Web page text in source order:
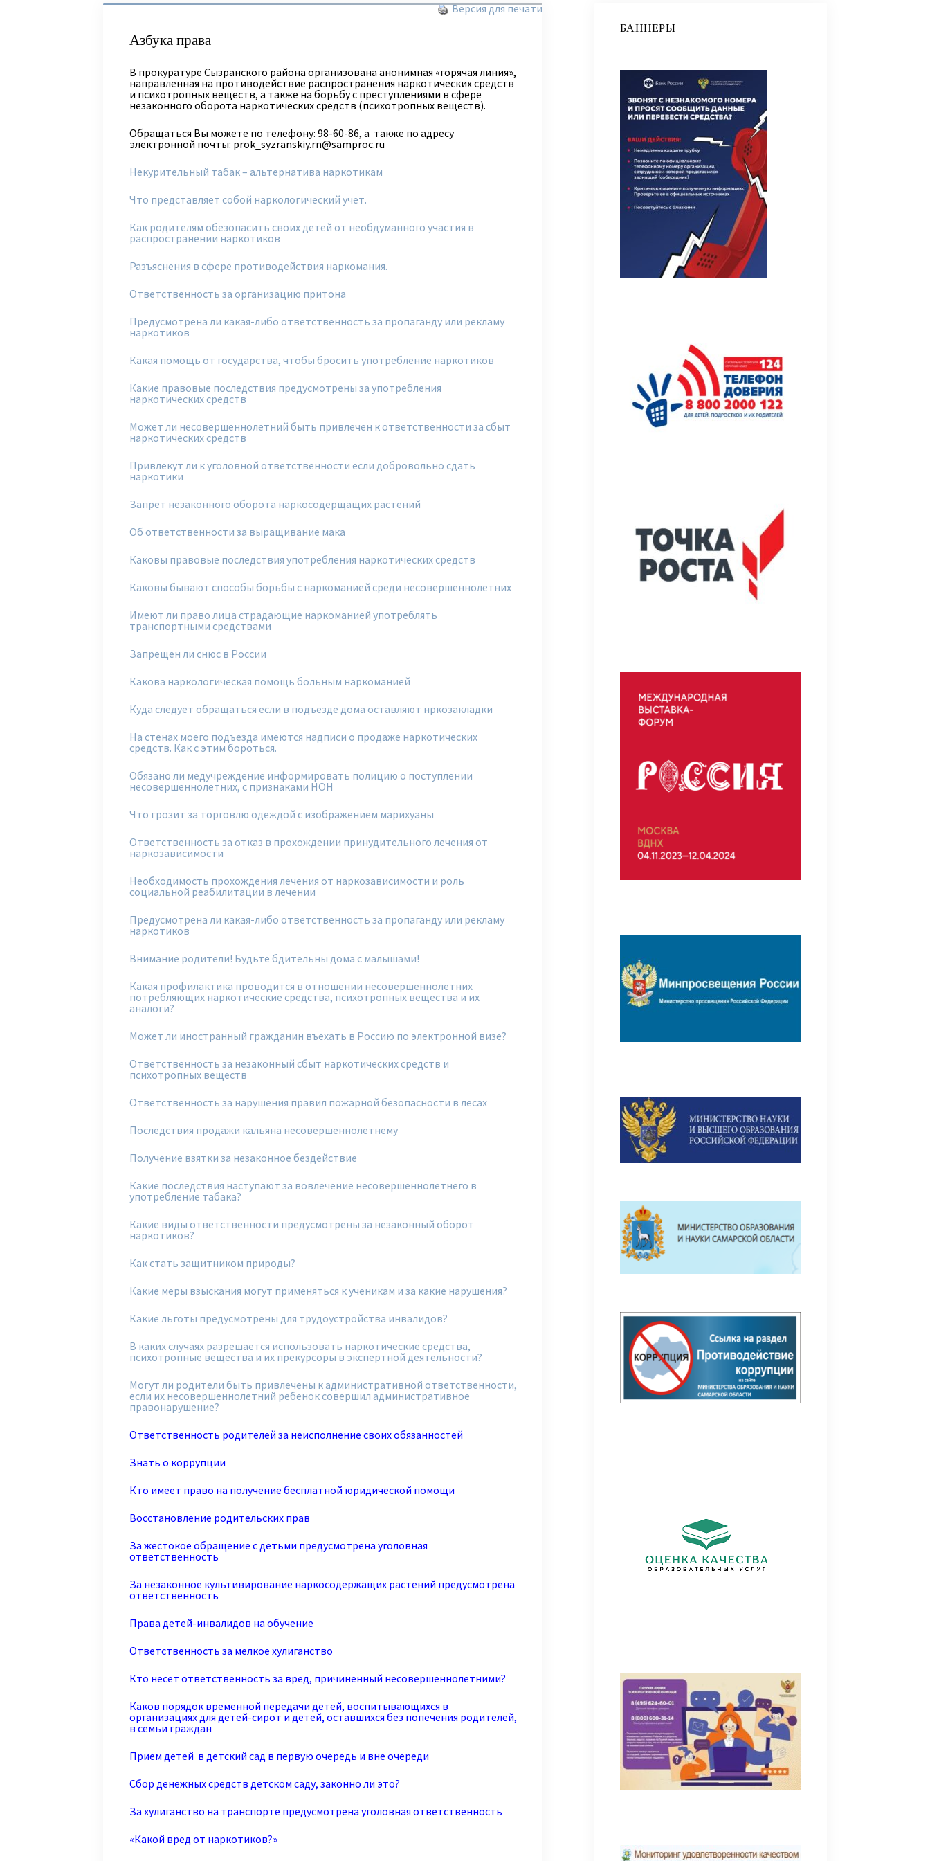
БАННЕРЫ
Версия для печати
Азбука права
В прокуратуре Сызранского района организована анонимная «горячая линия»,
направленная на противодействие распространения наркотических средств
и психотропных веществ, а также на борьбу с преступлениями в сфере
незаконного оборота наркотических средств (психотропных веществ).
Обращаться Вы можете по телефону: 98-60-86, а также по адресу
электронной почты: prok_syzranskiy.rn@samproc.ru
Некурительный табак – альтернатива наркотикам
Что представляет собой наркологический учет.
Как родителям обезопасить своих детей от необдуманного участия в
распространении наркотиков
Разъяснения в сфере противодействия наркомания.
Ответственность за организацию притона
Предусмотрена ли какая-либо ответственность за пропаганду или рекламу
наркотиков
Какая помощь от государства, чтобы бросить употребление наркотиков
Какие правовые последствия предусмотрены за употребления
наркотических средств
Может ли несовершеннолетний быть привлечен к ответственности за сбыт
наркотических средств
Привлекут ли к уголовной ответственности если добровольно сдать
наркотики
Запрет незаконного оборота наркосодерщащих растений
Об ответственности за выращивание мака
Каковы правовые последствия употребления наркотических средств
Каковы бывают способы борьбы с наркоманией среди несовершеннолетних
Имеют ли право лица страдающие наркоманией употреблять
транспортными средствами
Запрещен ли снюс в России
Какова наркологическая помощь больным наркоманией
Куда следует обращаться если в подъезде дома оставляют нркозакладки
На стенах моего подъезда имеются надписи о продаже наркотических
средств. Как с этим бороться.
Обязано ли медучреждение информировать полицию о поступлении
несовершеннолетних, с признаками НОН
Что грозит за торговлю одеждой с изображением марихуаны
Ответственность за отказ в прохождении принудительного лечения от
наркозависимости
Необходимость прохождения лечения от наркозависимости и роль
социальной реабилитации в лечении
Предусмотрена ли какая-либо ответственность за пропаганду или рекламу
наркотиков
Внимание родители! Будьте бдительны дома с малышами!
Какая профилактика проводится в отношении несовершеннолетних
потребляющих наркотические средства, психотропных вещества и их
аналоги?
Может ли иностранный гражданин въехать в Россию по электронной визе?
Ответственность за незаконный сбыт наркотических средств и
психотропных веществ
Ответственность за нарушения правил пожарной безопасности в лесах
Последствия продажи кальяна несовершеннолетнему
Получение взятки за незаконное бездействие
Какие последствия наступают за вовлечение несовершеннолетнего в
употребление табака?
Какие виды ответственности предусмотрены за незаконный оборот
наркотиков?
Как стать защитником природы?
Какие меры взыскания могут применяться к ученикам и за какие нарушения?
Какие льготы предусмотрены для трудоустройства инвалидов?
В каких случаях разрешается использовать наркотические средства,
психотропные вещества и их прекурсоры в экспертной деятельности?
Могут ли родители быть привлечены к административной ответственности,
если их несовершеннолетний ребенок совершил административное
правонарушение?
Ответственность родителей за неисполнение своих обязанностей
Знать о коррупции
Кто имеет право на получение бесплатной юридической помощи
Восстановление родительских прав
За жестокое обращение с детьми предусмотрена уголовная
ответственность
За незаконное культивирование наркосодержащих растений предусмотрена
ответственность
Права детей-инвалидов на обучение
Ответственность за мелкое хулиганство
Кто несет ответственность за вред, причиненный несовершеннолетними?
Каков порядок временной передачи детей, воспитывающихся в
организациях для детей-сирот и детей, оставшихся без попечения родителей,
в семьи граждан
Прием детей в детский сад в первую очередь и вне очереди
Сбор денежных средств детском саду, законно ли это?
За хулиганство на транспорте предусмотрена уголовная ответственность
«Какой вред от наркотиков?»